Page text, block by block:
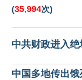
(35,994次)
中共财政进入
中国多地传出